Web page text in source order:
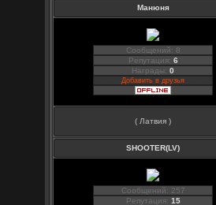
Манюня
Сообщений: 8
Репутация: 6
Награды:0
Добавить в друзья
( Латвия )
SHOOTER(LV)
Сообщений: 257
Репутация: 15